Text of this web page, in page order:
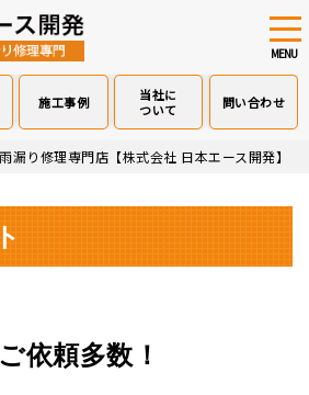
MENU
施工事例
当社に
ついて
問い合わせ
漏り修理専門店【株式会社 日本エース開発】
依頼多数！